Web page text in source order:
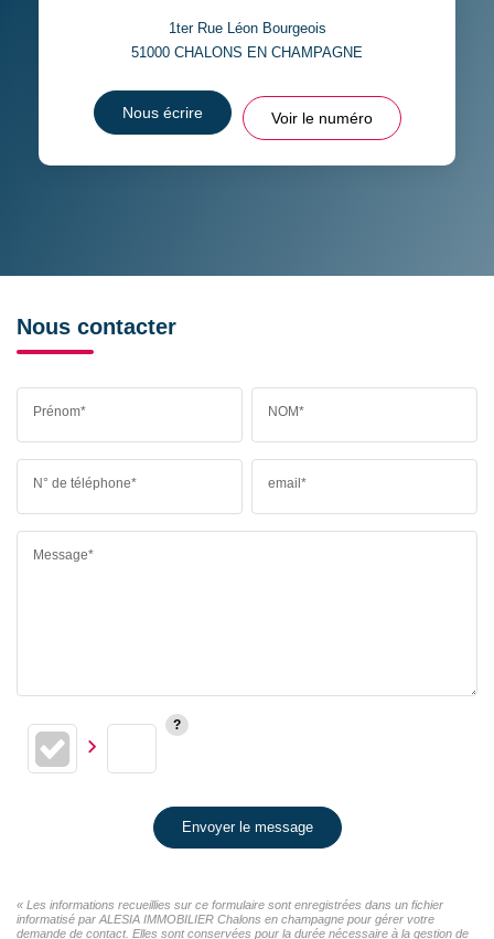
1ter Rue Léon Bourgeois
51000 CHALONS EN CHAMPAGNE
Nous écrire Voir le numéro
Nous contacter
Prénom* NOM*
N° de téléphone* email*
Message*
Envoyer le message
« Les informations recueillies sur ce formulaire sont enregistrées dans un fichier
informatisé par ALESIA IMMOBILIER Chalons en champagne pour gérer votre
demande de contact. Elles sont conservées pour la durée nécessaire à la gestion de